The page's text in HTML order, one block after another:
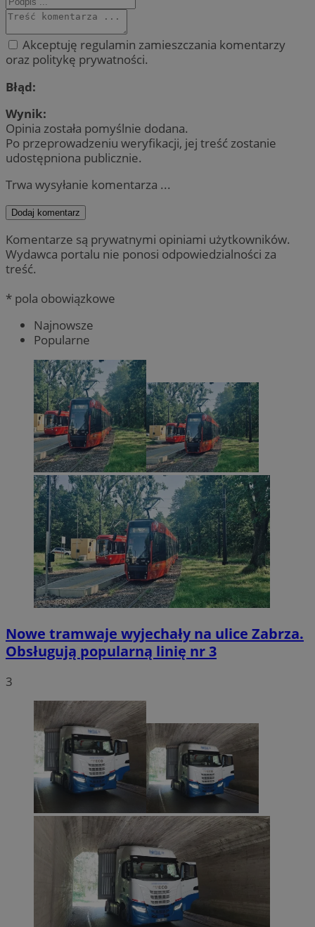
Akceptuję regulamin zamieszczania komentarzy
oraz politykę prywatności.
Błąd:
Wynik:
Opinia została pomyślnie dodana.
Po przeprowadzeniu weryfikacji, jej treść zostanie
udostępniona publicznie.
Trwa wysyłanie komentarza ...
Dodaj komentarz
Komentarze są prywatnymi opiniami użytkowników.
Wydawca portalu nie ponosi odpowiedzialności za
treść.
* pola obowiązkowe
Najnowsze
Popularne
Nowe tramwaje wyjechały na ulice Zabrza.
Obsługują popularną linię nr 3
3